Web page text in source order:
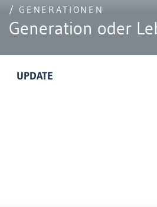
/ GENERATIONEN
Generation oder
UPDATE